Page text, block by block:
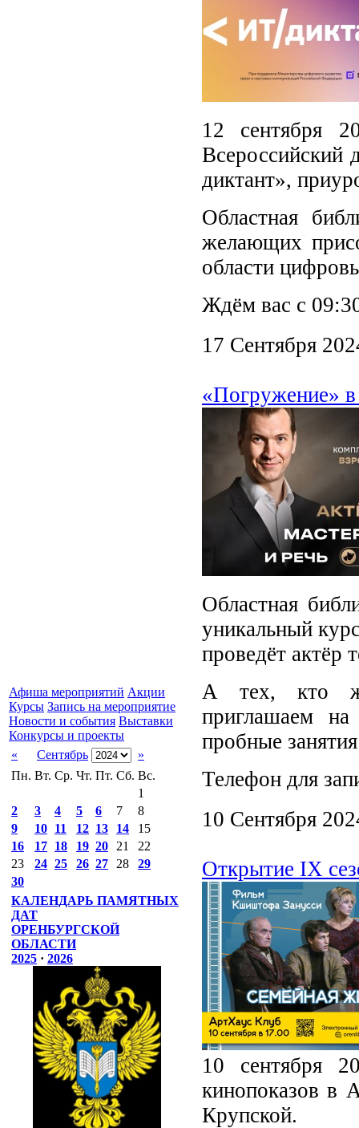
Афиша мероприятий Акции
Курсы Запись на мероприятие
Новости и события Выставки
Конкурсы и проекты
«
Сентябрь
»
Пн. Вт. Ср. Чт. Пт. Сб. Вс.
1
2
3 4 5 6 7
8
9
10 11 12 13 14
15
16
17 18 19 20 21
22
23
24 25 26 27 28
29
30
КАЛЕНДАРЬ ПАМЯТНЫХ
ДАТ
ОРЕНБУРГСКОЙ
ОБЛАСТИ
2025 · 2026
12 сентября
Всероссийский
диктант»,
Областная
желающих
области
Ждём вас с
17 Сентября
«Погружение» в
Областная
уникальный
проведёт актёр
А тех, кто
приглашаем на
пробные
Телефон для
10 Сентября
Открытие IX
10 сентября
кинопоказов в
Крупской.